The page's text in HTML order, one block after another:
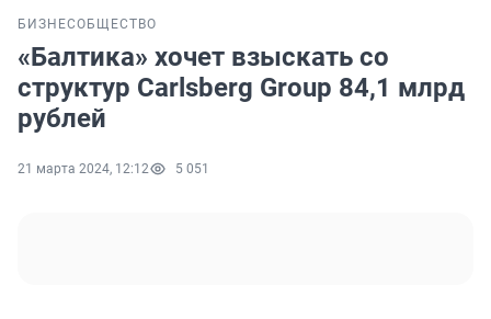
БИЗНЕСОБЩЕСТВО
«Балтика» хочет взыскать со
структур Carlsberg Group 84,1 млрд
рублей
21 марта 2024, 12:12 5 051